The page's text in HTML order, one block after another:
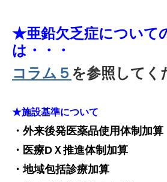
★亜鉛欠乏症について
は・・・
コラム５ を参照してく
★施設基準について
・外来後発医薬品使用体制加算
・医療DＸ推進体制加算
・地域包括診療加算